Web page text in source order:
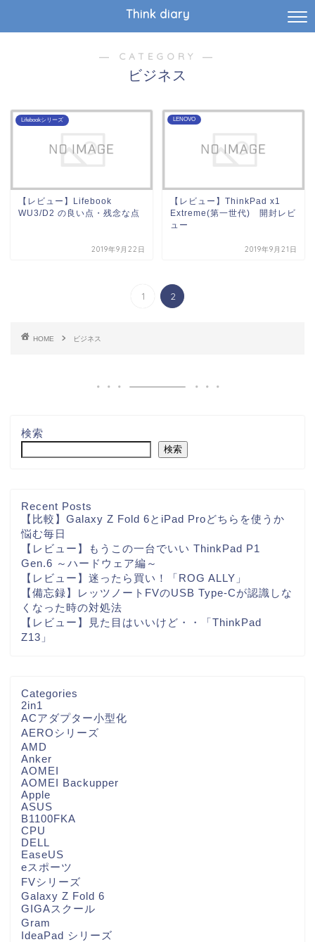
Think diary
― CATEGORY ―
ビジネス
Lifebookシリーズ
【レビュー】Lifebook
WU3/D2 の良い点・残念な点
2019年9月22日
LENOVO
【レビュー】ThinkPad x1
Extreme(第一世代) 開封レビ
ュー
2019年9月21日
1 2
HOME ビジネス
検索
検索
Recent Posts
【比較】Galaxy Z Fold 6とiPad Proどちらを使うか
悩む毎日
【レビュー】もうこの一台でいい ThinkPad P1
Gen.6 ～ハードウェア編～
【レビュー】迷ったら買い！「ROG ALLY」
【備忘録】レッツノートFVのUSB Type-Cが認識しな
くなった時の対処法
【レビュー】見た目はいいけど・・「ThinkPad
Z13」
Categories
2in1
ACアダプター小型化
AEROシリーズ
AMD
Anker
AOMEI
AOMEI Backupper
Apple
ASUS
B1100FKA
CPU
DELL
EaseUS
eスポーツ
FVシリーズ
Galaxy Z Fold 6
GIGAスクール
Gram
IdeaPad シリーズ